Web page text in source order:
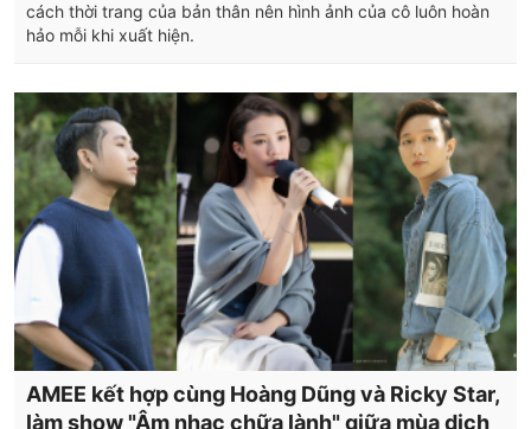
cách thời trang của bản thân nên hình ảnh của cô luôn hoàn
hảo mỗi khi xuất hiện.
AMEE kết hợp cùng Hoàng Dũng và Ricky Star,
làm show "Âm nhạc chữa lành" giữa mùa dịch